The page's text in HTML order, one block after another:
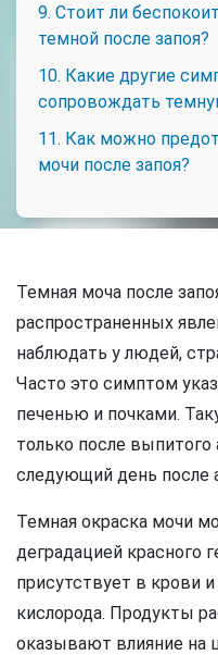
9. Стоит ли
темной после запоя?
10. Какие другие
сопровождать
11. Как можно
мочи после запоя?
Темная моча после
распространенных
наблюдать у людей,
Часто это симптом
печенью и почками.
только после выпитого
следующий день после
Темная окраска мочи
деградацией красного
присутствует в крови
кислорода. Продукты
оказывают влияние на